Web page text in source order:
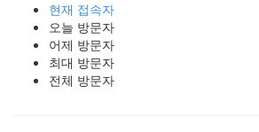
현재 접속자
오늘 방문자
어제 방문자
최대 방문자
전체 방문자